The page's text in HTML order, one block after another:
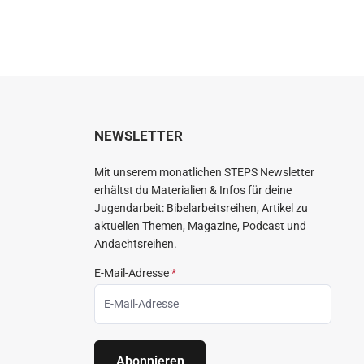
NEWSLETTER
Mit unserem monatlichen STEPS Newsletter
erhältst du Materialien & Infos für deine
Jugendarbeit: Bibelarbeitsreihen, Artikel zu
aktuellen Themen, Magazine, Podcast und
Andachtsreihen.
E-Mail-Adresse*
Abonnieren